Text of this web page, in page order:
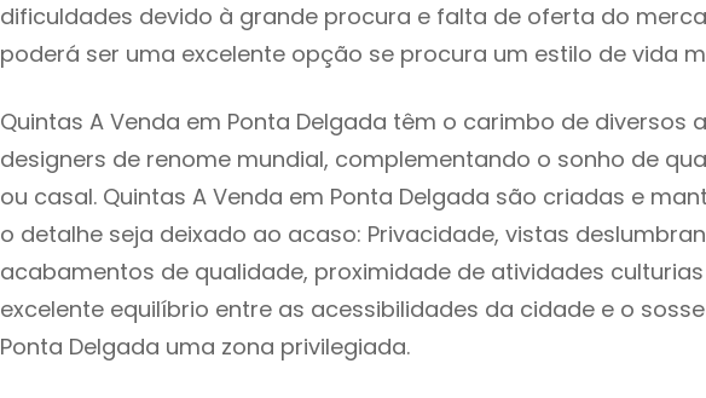
dificuldades devido à grande procura e falta de oferta do
poderá ser uma excelente opção se procura um estilo de vida
Quintas A Venda em Ponta Delgada têm o carimbo de diversos
designers de renome mundial, complementando o sonho de
ou casal. Quintas A Venda em Ponta Delgada são criadas e
o detalhe seja deixado ao acaso: Privacidade, vistas
acabamentos de qualidade, proximidade de atividades
excelente equilíbrio entre as acessibilidades da cidade e o
Ponta Delgada uma zona privilegiada.